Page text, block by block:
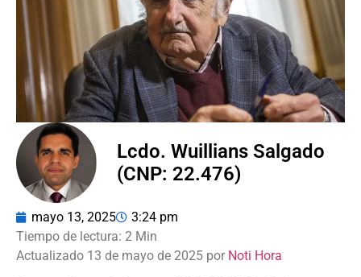
Lcdo. Wuillians Salgado
(CNP: 22.476)
mayo 13, 2025 3:24 pm
Actualizado 13 de mayo de 2025 por Noti Hora